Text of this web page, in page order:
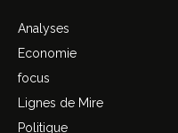
Analyses
Economie
focus
Lignes de Mire
Politique